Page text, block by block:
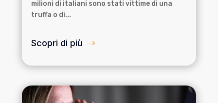
milioni di italiani sono stati vittime di una
truffa o di...
Scopri di più